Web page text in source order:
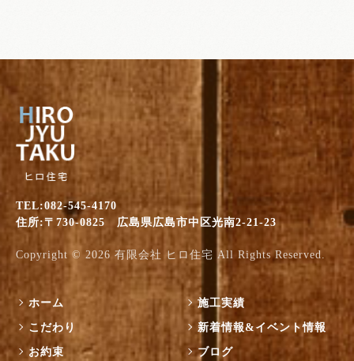
TEL:082-545-4170
住所:〒730-0825 広島県広島市中区光南2-21-23
Copyright © 2026 有限会社 ヒロ住宅 All Rights Reserved.
ホーム
こだわり
お約束
施工実績
新着情報&イベント情報
ブログ